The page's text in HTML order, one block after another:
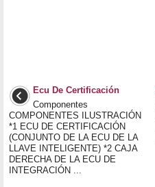
Ecu De Certificación
Componentes
COMPONENTES ILUSTRACIÓN
*1 ECU DE CERTIFICACIÓN
(CONJUNTO DE LA ECU DE LA
LLAVE INTELIGENTE) *2 CAJA
DERECHA DE LA ECU DE
INTEGRACIÓN ...